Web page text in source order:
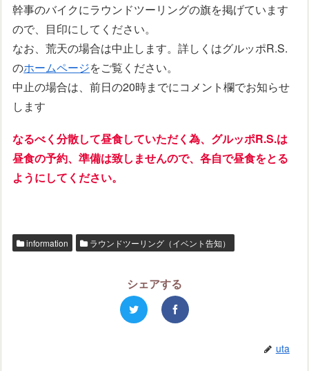
幹事のバイクにラウンドツーリングの旗を掲げています
ので、目印にしてください。
なお、荒天の場合は中止します。詳しくはグルッポR.S.
のホームページをご覧ください。
中止の場合は、前日の20時までにコメント欄でお知らせ
します
なるべく分散して昼食していただく為、グルッポR.S.は
昼食の予約、準備は致しませんので、各自で昼食をとる
ようにしてください。
information ラウンドツーリング（イベント告知）
シェアする
uta